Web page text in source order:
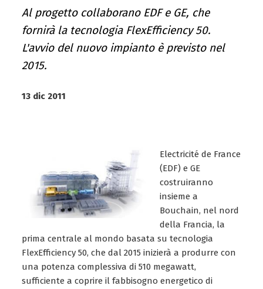
Al progetto collaborano EDF e GE, che
fornirà la tecnologia FlexEfficiency 50.
L'avvio del nuovo impianto è previsto nel
2015.
13 dic 2011
Electricité de France
(EDF) e GE
costruiranno
insieme a
Bouchain, nel nord
della Francia, la
prima centrale al mondo basata su tecnologia
FlexEfficiency 50, che dal 2015 inizierà a produrre con
una potenza complessiva di 510 megawatt,
sufficiente a coprire il fabbisogno energetico di